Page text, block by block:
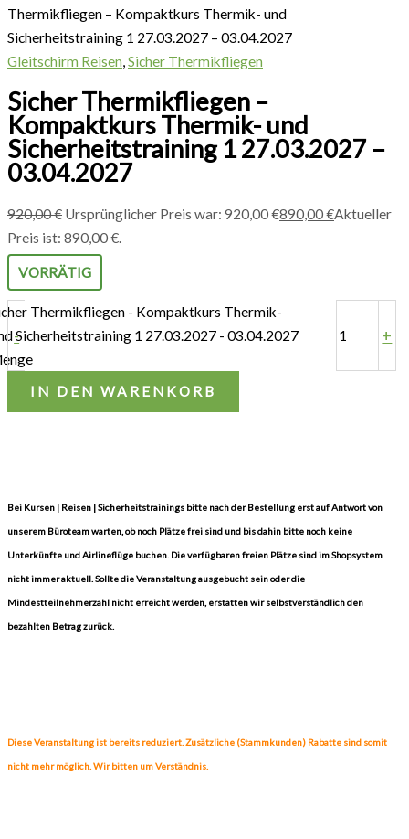
Thermikfliegen – Kompaktkurs Thermik- und
Sicherheitstraining 1 27.03.2027 – 03.04.2027
Gleitschirm Reisen,Sicher Thermikfliegen
Sicher Thermikfliegen –
Kompaktkurs Thermik- und
Sicherheitstraining 1 27.03.2027 –
03.04.2027
920,00€ Ursprünglicher Preis war: 920,00 €890,00€Aktueller
Preis ist: 890,00 €.
VORRÄTIG
-
Thermikfliegen - Kompaktkurs Thermik-
Sicherheitstraining 1 27.03.2027 - 03.04.2027
+
IN DEN WARENKORB
Bei Kursen | Reisen | Sicherheitstrainings bitte nach der Bestellung erst auf Antwort von
unserem Büroteam warten, ob noch Plätze frei sind und bis dahin bitte noch keine
Unterkünfte und Airlineflüge buchen. Die verfügbaren freien Plätze sind im Shopsystem
nicht immer aktuell. Sollte die Veranstaltung ausgebucht sein oder die
Mindestteilnehmerzahl nicht erreicht werden, erstatten wir selbstverständlich den
bezahlten Betrag zurück.
Diese Veranstaltung ist bereits reduziert. Zusätzliche (Stammkunden) Rabatte sind somit
nicht mehr möglich. Wir bitten um Verständnis.